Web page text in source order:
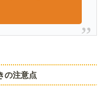
の注意点